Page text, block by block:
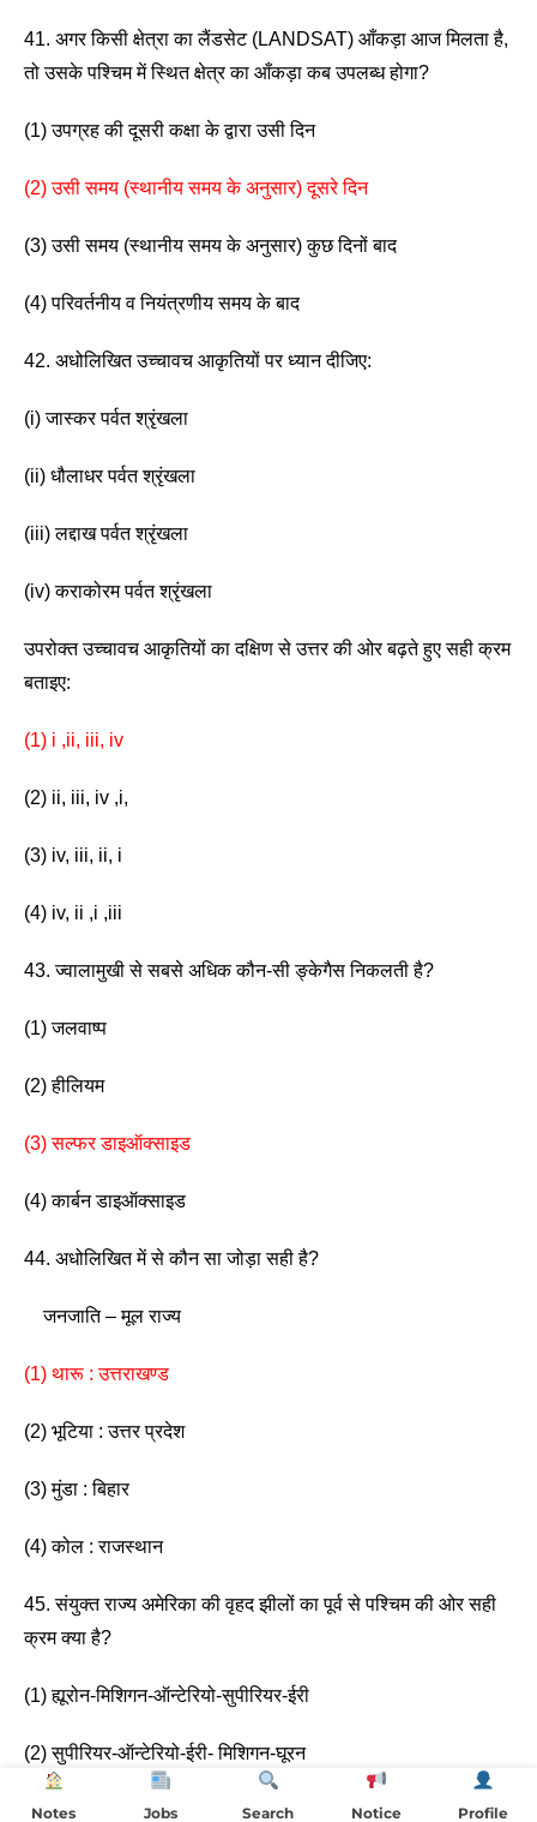
41. अगर किसी क्षेत्रा का लैंडसेट (LANDSAT) आँकड़ा आज मिलता है,
तो उसके पश्चिम में स्थित क्षेत्र का आँकड़ा कब उपलब्ध होगा?
(1) उपग्रह की दूसरी कक्षा के द्वारा उसी दिन
(2) उसी समय (स्थानीय समय के अनुसार) दूसरे दिन
(3) उसी समय (स्थानीय समय के अनुसार) कुछ दिनों बाद
(4) परिवर्तनीय व नियंत्रणीय समय के बाद
42. अधोलिखित उच्चावच आकृतियों पर ध्यान दीजिए:
(i) जास्कर पर्वत श्रृंखला
(ii) धौलाधर पर्वत श्रृंखला
(iii) लद्दाख पर्वत श्रृंखला
(iv) कराकोरम पर्वत श्रृंखला
उपरोक्त उच्चावच आकृतियों का दक्षिण से उत्तर की ओर बढ़ते हुए सही क्रम
बताइए:
(1) i ,ii, iii, iv
(2) ii, iii, iv ,i,
(3) iv, iii, ii, i
(4) iv, ii ,i ,iii
43. ज्वालामुखी से सबसे अधिक कौन-सी ङ्केगैस निकलती है?
(1) जलवाष्प
(2) हीलियम
(3) सल्फर डाइऑक्साइड
(4) कार्बन डाइऑक्साइड
44. अधोलिखित में से कौन सा जोड़ा सही है?
जनजाति – मूल राज्य
(1) थारू : उत्तराखण्ड
(2) भूटिया : उत्तर प्रदेश
(3) मुंडा : बिहार
(4) कोल : राजस्थान
45. संयुक्त राज्य अमेरिका की वृहद झीलों का पूर्व से पश्चिम की ओर सही
क्रम क्या है?
(1) ह्यूरोन-मिशिगन-ऑन्टेरियो-सुपीरियर-ईरी
(2) सुपीरियर-ऑन्टेरियो-ईरी- मिशिगन-घूरन
(3) ऑन्टेरियो-ईरी-घूरन-मिशिगन-सुपीरियर
Notes Jobs Search Notice Profile